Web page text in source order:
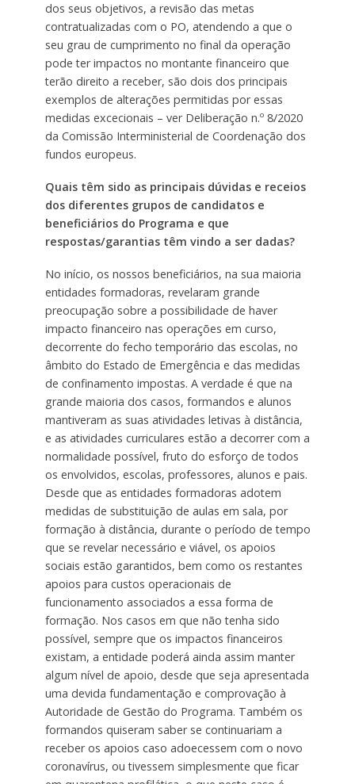
dos seus objetivos, a revisão das metas
contratualizadas com o PO, atendendo a que o
seu grau de cumprimento no final da operação
pode ter impactos no montante financeiro que
terão direito a receber, são dois dos principais
exemplos de alterações permitidas por essas
medidas excecionais – ver Deliberação n.º 8/2020
da Comissão Interministerial de Coordenação dos
fundos europeus.
Quais têm sido as principais dúvidas e receios
dos diferentes grupos de candidatos e
beneficiários do Programa e que
respostas/garantias têm vindo a ser dadas?
No início, os nossos beneficiários, na sua maioria
entidades formadoras, revelaram grande
preocupação sobre a possibilidade de haver
impacto financeiro nas operações em curso,
decorrente do fecho temporário das escolas, no
âmbito do Estado de Emergência e das medidas
de confinamento impostas. A verdade é que na
grande maioria dos casos, formandos e alunos
mantiveram as suas atividades letivas à distância,
e as atividades curriculares estão a decorrer com a
normalidade possível, fruto do esforço de todos
os envolvidos, escolas, professores, alunos e pais.
Desde que as entidades formadoras adotem
medidas de substituição de aulas em sala, por
formação à distância, durante o período de tempo
que se revelar necessário e viável, os apoios
sociais estão garantidos, bem como os restantes
apoios para custos operacionais de
funcionamento associados a essa forma de
formação. Nos casos em que não tenha sido
possível, sempre que os impactos financeiros
existam, a entidade poderá ainda assim manter
algum nível de apoio, desde que seja apresentada
uma devida fundamentação e comprovação à
Autoridade de Gestão do Programa. Também os
formandos quiseram saber se continuariam a
receber os apoios caso adoecessem com o novo
coronavírus, ou tivessem simplesmente que ficar